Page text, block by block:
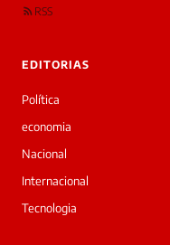
Oi!
Bom
dia!
a
Laura,
RSS
EDITORIAS
Política
economia
Nacional
Internacional
Tecnologia